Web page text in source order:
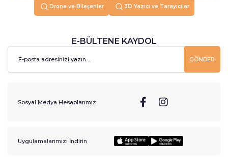
Drone ve Bileşenler 3D Yazıcı ve Tarayıcılar
E-BÜLTENE KAYDOL
GÖNDER
Sosyal Medya Hesaplarımız
Uygulamalarımızı İndirin